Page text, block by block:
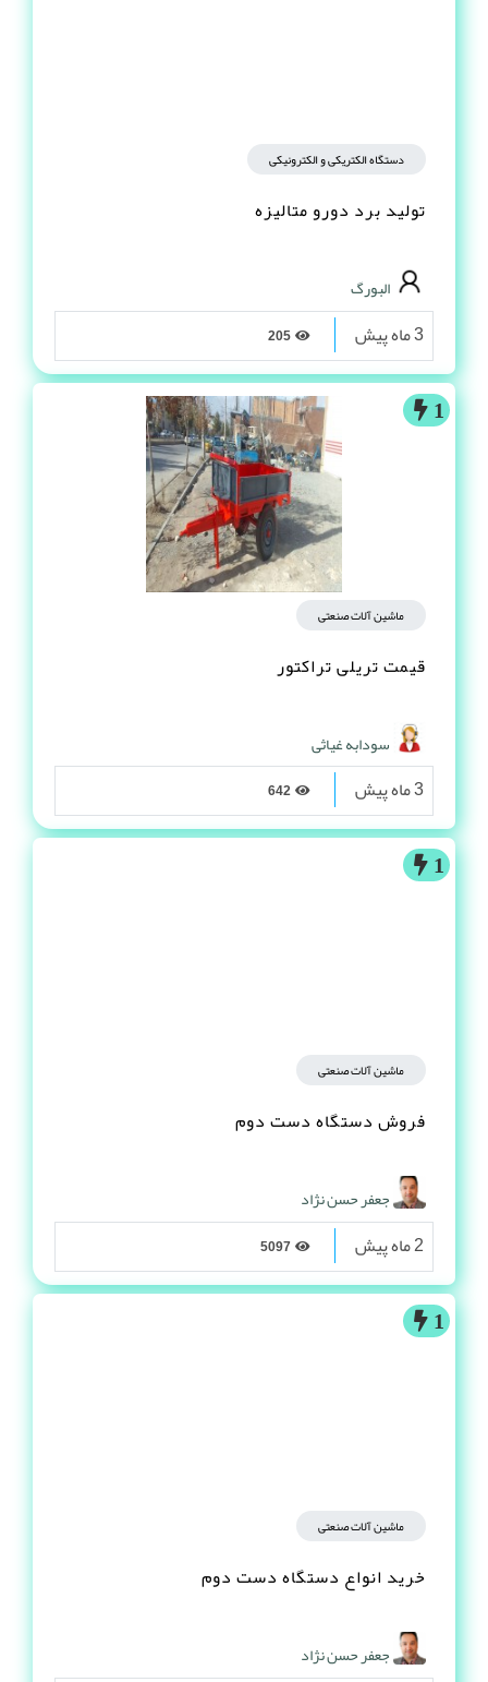
دستگاه الکتریکی و الکترونیکی
تولید برد دورو متالیزه
البورگ
3 ماه پیش
1
ماشین آلات صنعتی
قیمت تریلی تراکتور
سودابه غیاثی
3 ماه پیش
1
ماشین آلات صنعتی
فروش دستگاه دست دوم
جعفر حسن نژاد
2 ماه پیش
1
ماشین آلات صنعتی
خرید انواع دستگاه دست دوم
جعفر حسن نژاد